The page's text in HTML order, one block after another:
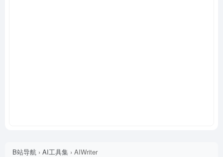
B站导航 › AI工具集 › AIWriter